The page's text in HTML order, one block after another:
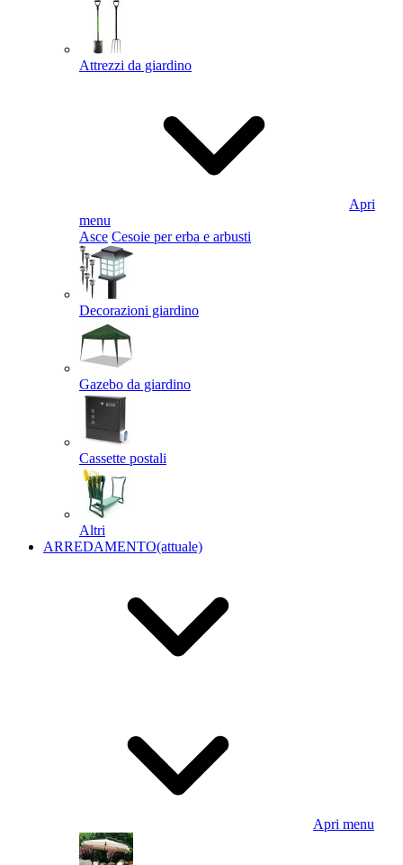
Attrezzi da giardino
Apri
menu
Asce Cesoie per erba e arbusti
Decorazioni giardino
Gazebo da giardino
Cassette postali
Altri
ARREDAMENTO(attuale)
Apri menu